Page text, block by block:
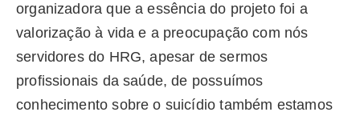
organizadora que a essência do projeto foi a
valorização à vida e a preocupação com nós
servidores do HRG, apesar de sermos
profissionais da saúde, de possuímos
conhecimento sobre o suicídio também estamos